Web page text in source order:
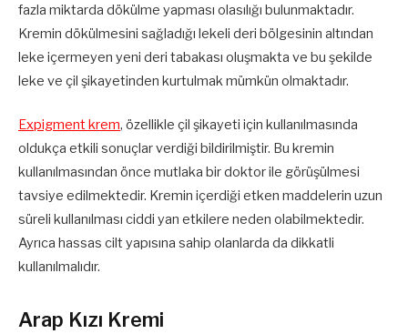
fazla miktarda dökülme yapması olasılığı bulunmaktadır.
Kremin dökülmesini sağladığı lekeli deri bölgesinin altından
leke içermeyen yeni deri tabakası oluşmakta ve bu şekilde
leke ve çil şikayetinden kurtulmak mümkün olmaktadır.
Expigment krem, özellikle çil şikayeti için kullanılmasında
oldukça etkili sonuçlar verdiği bildirilmiştir. Bu kremin
kullanılmasından önce mutlaka bir doktor ile görüşülmesi
tavsiye edilmektedir. Kremin içerdiği etken maddelerin uzun
süreli kullanılması ciddi yan etkilere neden olabilmektedir.
Ayrıca hassas cilt yapısına sahip olanlarda da dikkatli
kullanılmalıdır.
Arap Kızı Kremi